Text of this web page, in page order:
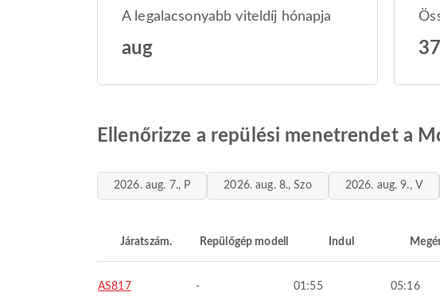
A legalacsonyabb viteldíj hónapja
aug 37
Ellenőrizze a repülési menetrendet a
2026. aug. 7., P 2026. aug. 8., Szo 2026. aug. 9., V
Járatszám. Repülőgép modell Indul
AS817 - 01:55 05:16